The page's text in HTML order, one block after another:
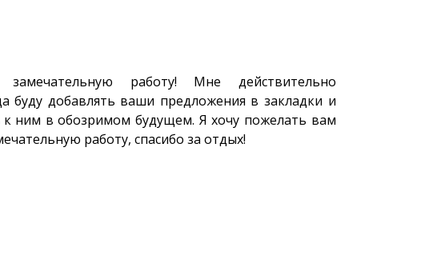
работу! Мне действительно
буду добавлять ваши предложения в закладки и
к ним в обозримом будущем. Я хочу пожелать вам
работу, спасибо за отдых!